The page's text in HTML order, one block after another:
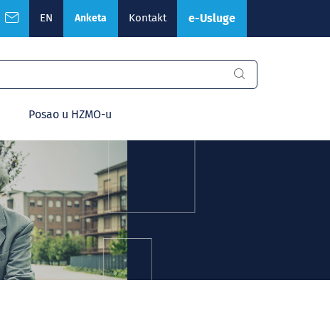
EN Anketa Kontakt e-Usluge
Posao u HZMO-u